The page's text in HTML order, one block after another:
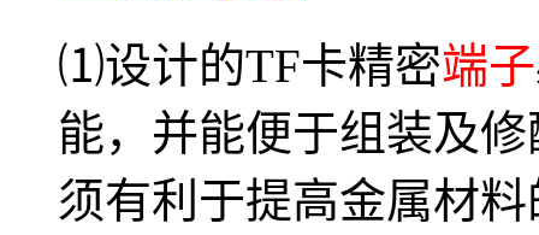
⑴设计的TF卡精密端子
能，并能便于组装及
须有利于提高金属材